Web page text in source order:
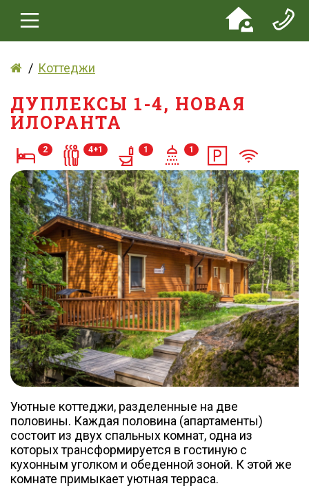
Коттеджи
ДУПЛЕКСЫ 1-4, НОВАЯ
ИЛОРАНТА
2 4+1 1 1
Уютные коттеджи, разделенные на две
половины. Каждая половина (апартаменты)
состоит из двух спальных комнат, одна из
которых трансформируется в гостиную с
кухонным уголком и обеденной зоной. К этой же
комнате примыкает уютная терраса.